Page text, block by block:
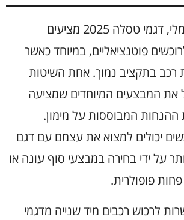
בשוק הרכב החשמלי, דגמי טסלה 2025 מציעים
פוטנציאליים, במיוחד כאשר
רכב בתקציב נמוך. אחת השיטות
את המבצעים המיוחדים שמציעה
המבוססות על מימון.
יכולים למצוא את עצמם עם דגם
על ידי בחירה במבצעי סוף עונה או
פופולרית.
לרכוש רכבים מיד שנייה מדגמי